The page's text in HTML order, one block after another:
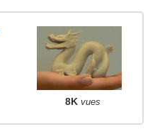
8K vues